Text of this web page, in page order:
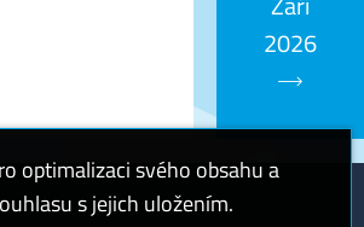
2026
optimalizaci svého obsahu a
s jejich uložením.